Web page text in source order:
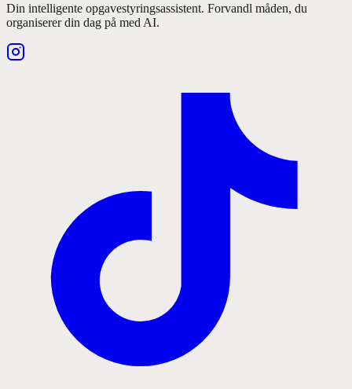
Din intelligente opgavestyringsassistent. Forvandl måden, du
organiserer din dag på med AI.